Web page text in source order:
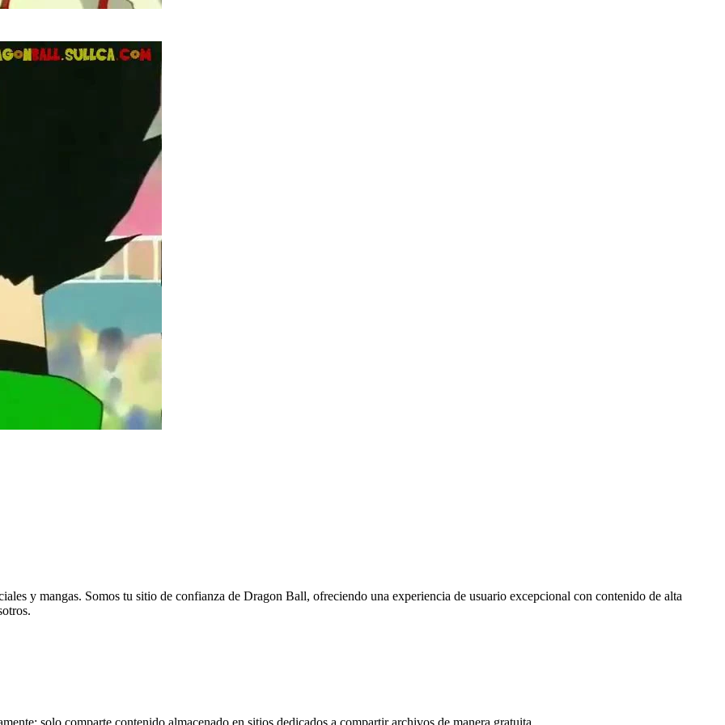
y mangas. Somos tu sitio de confianza de Dragon Ball, ofreciendo una experiencia de usuario excepcional con contenido de alta
solo comparte contenido almacenado en sitios dedicados a compartir archivos de manera gratuita.